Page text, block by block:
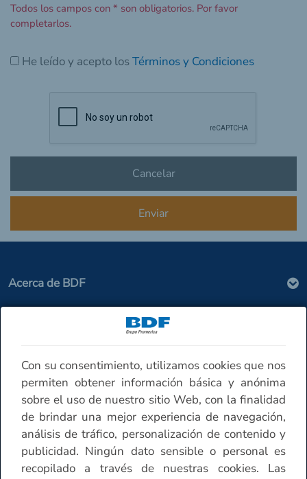
Todos los campos con * son obligatorios. Por favor
completarlos.
He leído y acepto los Términos y Condiciones
Con su consentimiento, utilizamos cookies que nos
permiten obtener información básica y anónima
sobre el uso de nuestro sitio Web, con la finalidad
de brindar una mejor experiencia de navegación,
análisis de tráfico, personalización de contenido y
publicidad. Ningún dato sensible o personal es
recopilado a través de nuestras cookies. Las
Acerca de BDF
Contáctenos
Horario de atención Sucursales
Otros